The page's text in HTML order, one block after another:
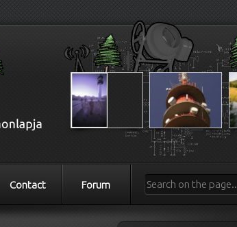
Contact Forum